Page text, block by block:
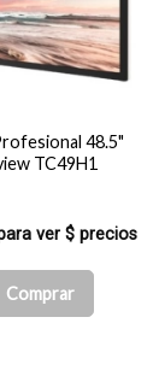
48.5"
TC49H1
ver $ precios
Comprar